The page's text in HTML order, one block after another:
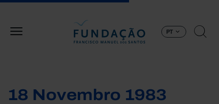
PT
18 Novembro 1983